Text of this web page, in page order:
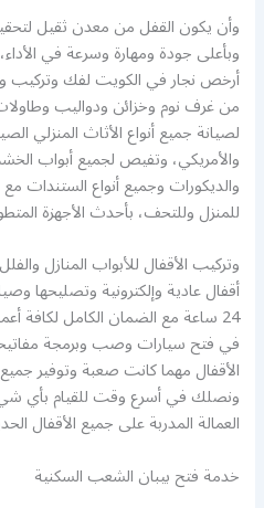
وأن يكون القفل من معدن ثقيل
وبأعلى جودة ومهارة وسرعة في
أرخص نجار في الكويت لفك وتركيب
من غرف نوم وخزائن ودواليب
لصيانة جميع أنواع الأثاث المنزلي
والأمريكي، وتفيص لجميع أبواب
والديكورات وجميع أنواع الستندات
للمنزل وللتحف، بأحدث الأجهزة
وتركيب الأقفال للأبواب المنازل
أقفال عادية وإلكترونية وتصليحها
24 ساعة مع الضمان الكامل لكافة
في فتح سيارات وصب وبرمجة
الأقفال مهما كانت صعبة وتوفير
ونصلك في أسرع وقت للقيام بأي
العمالة المدربة على جميع الأقفال
خدمة فتح بيبان الشعب السكنية